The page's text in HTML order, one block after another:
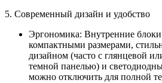
5. Современный дизайн и удобство
Эргономика: Внутренние
компактными размерами,
дизайном (часто с глянцевой
темной панелью) и
можно отключить для полной